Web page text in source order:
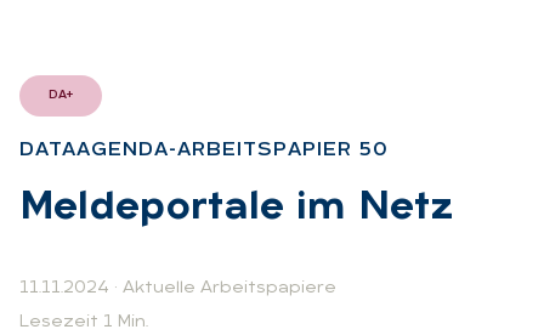
DA+
DATAAGEN­DA-AR­BEITS­PA­PIER 50
:Mel­de­por­ta­le im Netz
11.11.2024 · Aktuelle Arbeitspapiere
Lesezeit 1 Min.